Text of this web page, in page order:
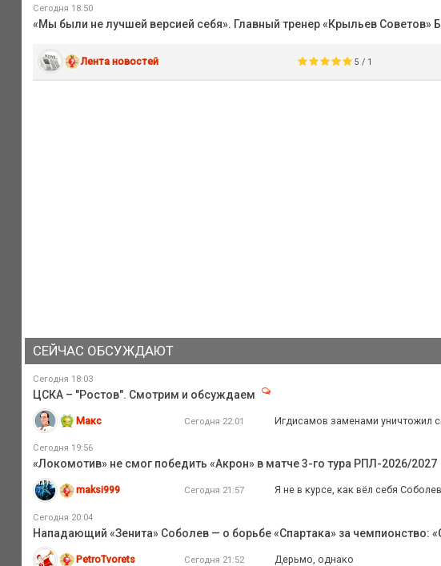
Сегодня 18:50
«Мы были не лучшей версией себя». Главный тренер «Крыльев Советов»
Лента новостей 5 / 1
СЕЙЧАС ОБСУЖДАЮТ
Сегодня 18:03
ЦСКА – "Ростов". Смотрим и обсуждаем
Макс Сегодня 22:01 Игдисамов заменами уничтожил
Сегодня 19:56
«Локомотив» не смог победить «Акрон» в матче 3-го тура РПЛ-2026/2027
maksi999 Сегодня 21:57 Я не в курсе, как вёл себя
Сегодня 20:04
Нападающий «Зенита» Соболев — о борьбе «Спартака» за чемпионство:
PetroTvorets Сегодня 21:52 Дерьмо, однако